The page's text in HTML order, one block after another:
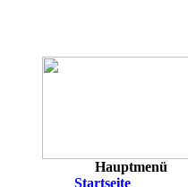
Hauptmenü
Startseite